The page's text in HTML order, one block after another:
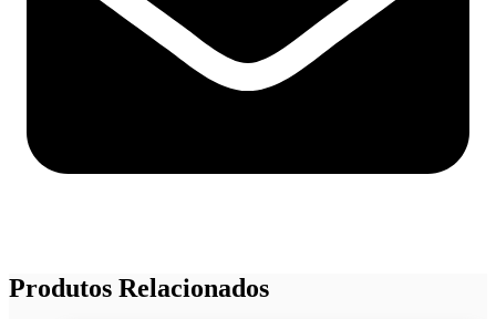
Produtos Relacionados